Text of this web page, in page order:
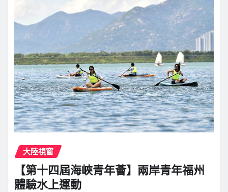
大陸視窗
【第十四屆海峽青年薈】兩岸青年福州
體驗水上運動